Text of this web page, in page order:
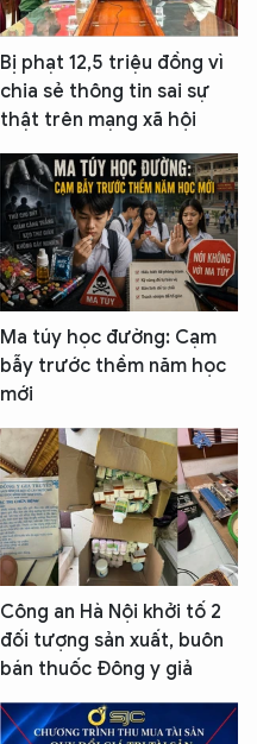
Bị phạt 12,5 triệu đồng vì
chia sẻ thông tin sai sự
thật trên mạng xã hội
Ma túy học đường: Cạm
bẫy trước thềm năm học
mới
Công an Hà Nội khởi tố 2
đối tượng sản xuất, buôn
bán thuốc Đông y giả